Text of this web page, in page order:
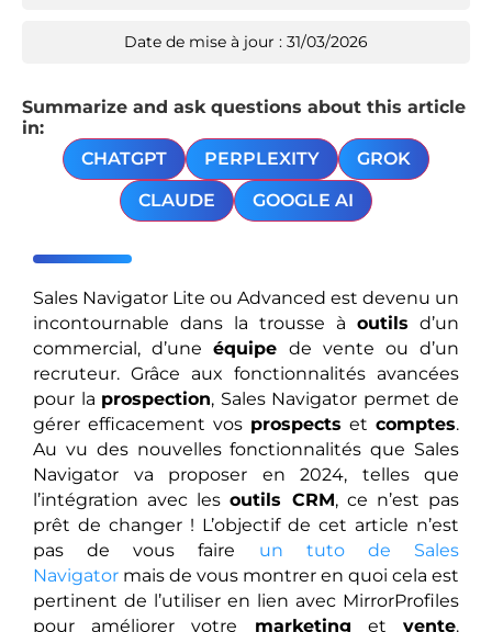
Date de mise à jour : 31/03/2026
Summarize and ask questions about this article
in:
CHATGPT
PERPLEXITY
GROK
CLAUDE
GOOGLE AI
Sales Navigator Lite ou Advanced est devenu un
incontournable dans la trousse à outils d’un
commercial, d’uneéquipe de vente ou d’un
recruteur. Grâce aux fonctionnalités avancées
pour la prospection, Sales Navigator permet de
gérer efficacement vos prospects et comptes.
Au vu des nouvelles fonctionnalités que Sales
Navigator va proposer en 2024, telles que
l’intégration avec lesoutils CRM, ce n’est pas
prêt de changer ! L’objectif de cet article n’est
pas de vous faire un tuto de Sales
Navigator mais de vous montrer en quoi cela est
pertinent de l’utiliser en lien avec MirrorProfiles
pour améliorer votre marketing etvente.